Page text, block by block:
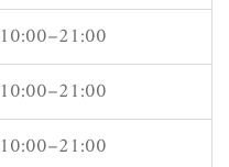
10:00–21:00
10:00–21:00
10:00–21:00